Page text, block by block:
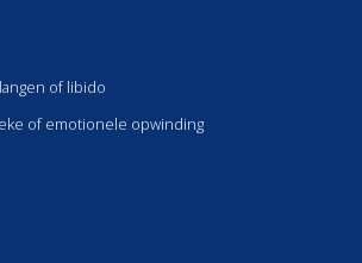
of libido
of emotionele opwinding